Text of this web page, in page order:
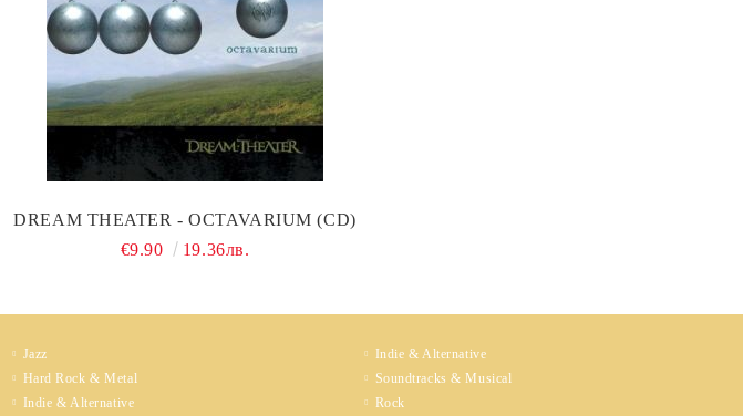
DREAM THEATER - OCTAVARIUM (CD)
€9.90
19.36лв.
Jazz
Hard Rock & Metal
Indie & Alternative
Indie & Alternative
Soundtracks & Musical
Rock